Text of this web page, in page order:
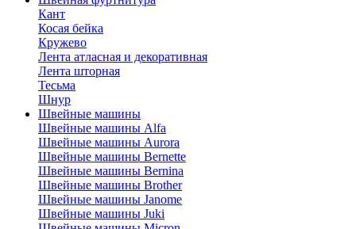
Кант
Косая бейка
Кружево
Лента aтласная и декоративная
Лента шторная
Тесьма
Шнур
Швейные машины
Швейные машины Alfa
Швейные машины Aurora
Швейные машины Bernette
Швейные машины Bernina
Швейные машины Brother
Швейные машины Janome
Швейные машины Juki